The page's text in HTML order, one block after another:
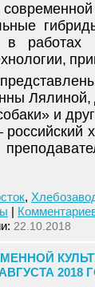
в работах
и
,
|
22.10.2018
2018